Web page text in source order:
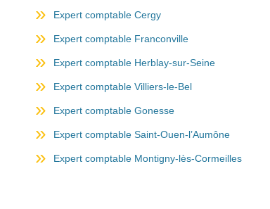
Expert comptable Cergy
Expert comptable Franconville
Expert comptable Herblay-sur-Seine
Expert comptable Villiers-le-Bel
Expert comptable Gonesse
Expert comptable Saint-Ouen-l’Aumône
Expert comptable Montigny-lès-Cormeilles